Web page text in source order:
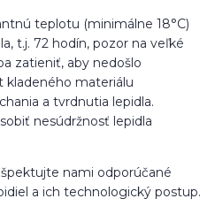
teplotu (minimálne 18°C)
t.j. 72 hodín, pozor na veľké
zatieniť, aby nedošlo
kladeného materiálu
a tvrdnutia lepidla.
nesúdržnosť lepidla
nami odporúčané
a ich technologický postup.